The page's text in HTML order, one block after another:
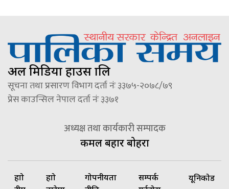
अल मिडिया हाउस प्रालि
सूचना तथा प्रसारण विभाग दर्ता नंः ३३७५-२०७८/७९
प्रेस काउन्सिल नेपाल दर्ता नंः ३३७१
अध्यक्ष तथा कार्यकारी सम्पादक
कमल बहादुर बोहरा
हाम्रो
हाम्रो
गोपनीयता
सम्पर्क
यूनिकोड